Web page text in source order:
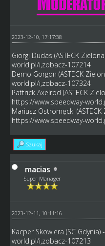
2023-12-10, 17:17:38
Giorgi Dudas (ASTECK
world.pl/i,zobacz-107214
Demo Gorgon (ASTECK
world.pl/i,zobacz-107324
Pattrick Axelrod (ASTECK
https://www.speedway-
Mariusz Ostromęcki
https://www.speedway-
Szukaj
macias
Super Manager
2023-12-11, 10:11:16
Kacper Skowiera (SC Gdynia)
world.pl/i,zobacz-107213